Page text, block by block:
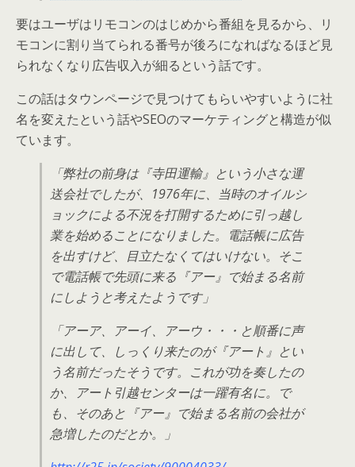
要はユーザはリモコンのはじめから番組を見るから、リ
モコンに割り当てられる番号が後ろになればなるほど見
られなくなり広告収入が細るという話です。
この話はタウンページで見つけてもらいやすいように社
名を変えたという話やSEOのマーケティングと構造が似
ています。
「弊社の前身は『寺田運輸』という小さな運
送会社でしたが、1976年に、当時のオイルシ
ョックによる不況を打開するために引っ越し
業を始めることになりました。電話帳に広告
を出すけど、目立たなくてはいけない。そこ
で電話帳で先頭に来る『アー』で始まる名前
にしようと考えたようです」
「アーア、アーイ、アーウ・・・と順番に声
に出して、しっくり来たのが『アート』とい
う名前だったそうです。これが功を奏したの
か、アート引越センターは一躍有名に。で
も、そのあと『アー』で始まる名前の会社が
急増したのだとか。」